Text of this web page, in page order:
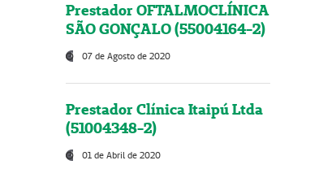
Prestador OFTALMOCLÍNICA
SÃO GONÇALO (55004164-2)
07 de Agosto de 2020
Prestador Clínica Itaipú Ltda
(51004348-2)
01 de Abril de 2020